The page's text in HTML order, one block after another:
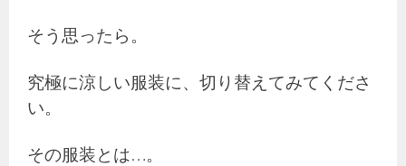
そう思ったら。
究極に涼しい服装に、切り替えてみてくださ
い。
その服装とは…。